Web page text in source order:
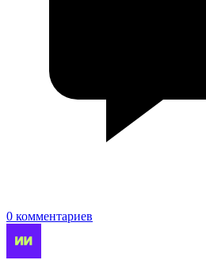
0 комментариев